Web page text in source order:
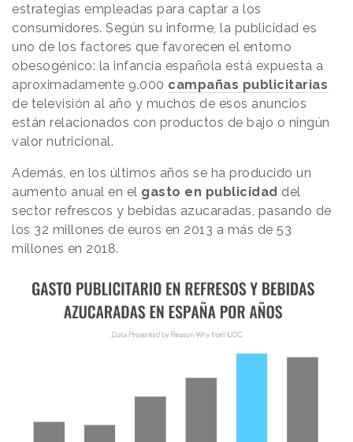
estrategias empleadas para captar a los
consumidores. Según su informe, la publicidad es
uno de los factores que favorecen el entorno
obesogénico: la infancia española está expuesta a
aproximadamente 9.000 campañas publicitarias
de televisión al año y muchos de esos anuncios
están relacionados con productos de bajo o ningún
valor nutricional.
Además, en los últimos años se ha producido un
aumento anual en el gasto en publicidad del
sector refrescos y bebidas azucaradas, pasando de
los 32 millones de euros en 2013 a más de 53
millones en 2018.